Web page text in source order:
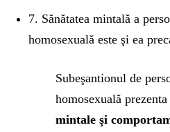
7. Sănătatea mintală a
homosexuală este şi ea
Subeşantionul de
homosexuală prezenta
mintale şi